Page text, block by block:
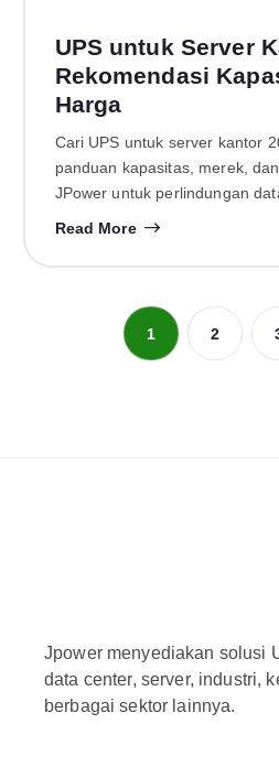
UPS untuk Server
Rekomendasi
Harga
Cari UPS untuk server kantor
panduan kapasitas, merek,
JPower untuk perlindungan
Read More
1 2
Jpower menyediakan solusi
data center, server, industri,
berbagai sektor lainnya.